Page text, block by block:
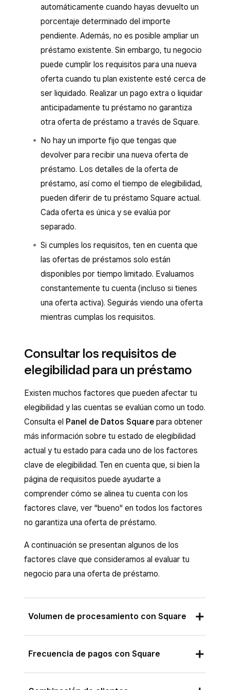
automáticamente cuando hayas devuelto un
porcentaje determinado del importe
pendiente. Además, no es posible ampliar un
préstamo existente. Sin embargo, tu negocio
puede cumplir los requisitos para una nueva
oferta cuando tu plan existente esté cerca de
ser liquidado. Realizar un pago extra o liquidar
anticipadamente tu préstamo no garantiza
otra oferta de préstamo a través de Square.
No hay un importe fijo que tengas que
devolver para recibir una nueva oferta de
préstamo. Los detalles de la oferta de
préstamo, así como el tiempo de elegibilidad,
pueden diferir de tu préstamo Square actual.
Cada oferta es única y se evalúa por
separado.
Si cumples los requisitos, ten en cuenta que
las ofertas de préstamos solo están
disponibles por tiempo limitado. Evaluamos
constantemente tu cuenta (incluso si tienes
una oferta activa). Seguirás viendo una oferta
mientras cumplas los requisitos.
Consultar los requisitos de
elegibilidad para un préstamo
Existen muchos factores que pueden afectar tu
elegibilidad y las cuentas se evalúan como un todo.
Consulta el Panel de Datos Square para obtener
más información sobre tu estado de elegibilidad
actual y tu estado para cada uno de los factores
clave de elegibilidad. Ten en cuenta que, si bien la
página de requisitos puede ayudarte a
comprender cómo se alinea tu cuenta con los
factores clave, ver "bueno" en todos los factores
no garantiza una oferta de préstamo.
A continuación se presentan algunos de los
factores clave que consideramos al evaluar tu
negocio para una oferta de préstamo.
Volumen de procesamiento con Square
El monto de tu oferta de préstamo suele
Frecuencia de pagos con Square
Si aceptas pagos constantemente, es más